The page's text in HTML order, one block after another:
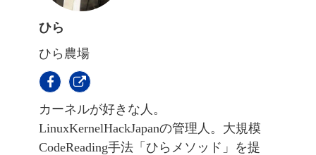
ひら
ひら農場
カーネルが好きな人。
LinuxKernelHackJapanの管理人。大規模
CodeReading手法「ひらメソッド」を提